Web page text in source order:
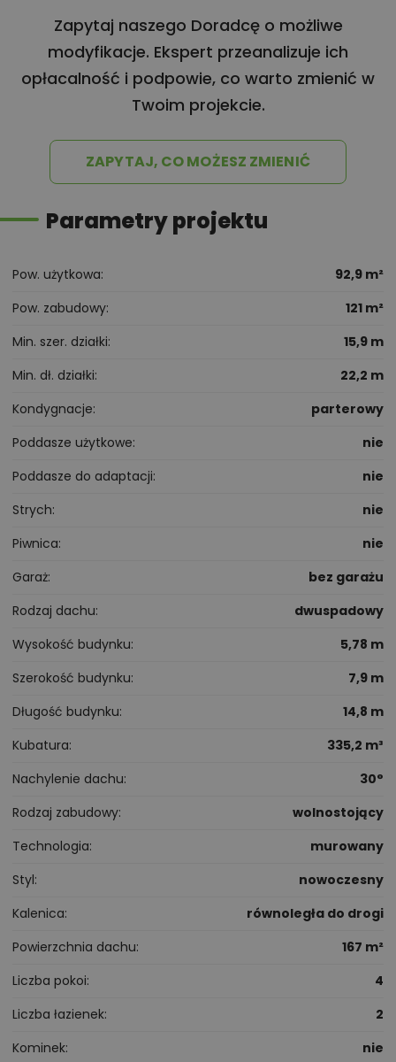
Zapytaj naszego Doradcę o możliwe
modyfikacje. Ekspert przeanalizuje ich
opłacalność i podpowie, co warto zmienić w
Twoim projekcie.
ZAPYTAJ, CO MOŻESZ ZMIENIĆ
Parametry projektu
Pow. użytkowa
92,9 m²
Pow. zabudowy
121 m²
Min. szer. działki
15,9 m
Min. dł. działki
22,2 m
Kondygnacje
parterowy
Poddasze użytkowe
nie
Poddasze do adaptacji
nie
Strych
nie
Piwnica
nie
Garaż
bez garażu
Rodzaj dachu
dwuspadowy
Wysokość budynku
5,78 m
Szerokość budynku
7,9 m
Długość budynku
14,8 m
Kubatura
335,2 m³
Nachylenie dachu
30°
Rodzaj zabudowy
wolnostojący
Technologia
murowany
Styl
nowoczesny
Kalenica
równoległa do drogi
Powierzchnia dachu
167 m²
Liczba pokoi
4
Liczba łazienek
2
Kominek
nie